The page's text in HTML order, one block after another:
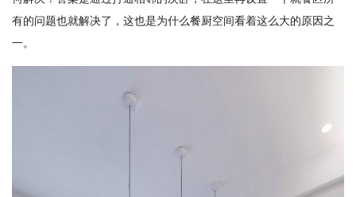
有的问题也就解决了，这也是为什么餐厨空间看着这么大的原因之
一。